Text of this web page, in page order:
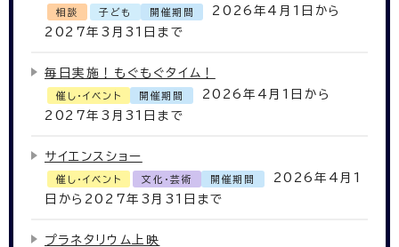
相談 子ども 開催期間
2026年4月1日から
2027年3月31日まで
毎日実施！もぐもぐタイム！
催し・イベント 開催期間
2026年4月1日から
2027年3月31日まで
サイエンスショー
催し・イベント 文化・芸術 開催期間
2026年4月1
日から2027年3月31日まで
プラネタリウム上映